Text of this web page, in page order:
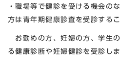
・職場等で健診を受ける機会の
方は青年期健康診査を受診する
お勤めの方、妊婦の方、学生
る健康診断や妊婦健診を受診しま